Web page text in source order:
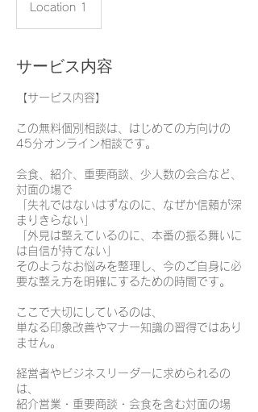
Location 1
サービス内容
【サービス内容】
この無料個別相談は、はじめての方向けの
45分オンライン相談です。
会食、紹介、重要商談、少人数の会合など、
対面の場で
「失礼ではないはずなのに、なぜか信頼が深
まりきらない」
「外見は整えているのに、本番の振る舞いに
は自信が持てない」
そのようなお悩みを整理し、今のご自身に必
要な整え方を明確にするための時間です。
ここで大切にしているのは、
単なる印象改善やマナー知識の習得ではあり
ません。
経営者やビジネスリーダーに求められるの
は、
紹介営業・重要商談・会食を含む対面の場